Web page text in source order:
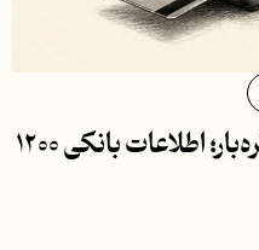
دام اسکیمر در غرفه میوه‌وتره‌بار؛ اطلاعات بانکی ۱۲۰۰